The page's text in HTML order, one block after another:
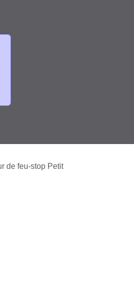
Frais de Livraisons colis